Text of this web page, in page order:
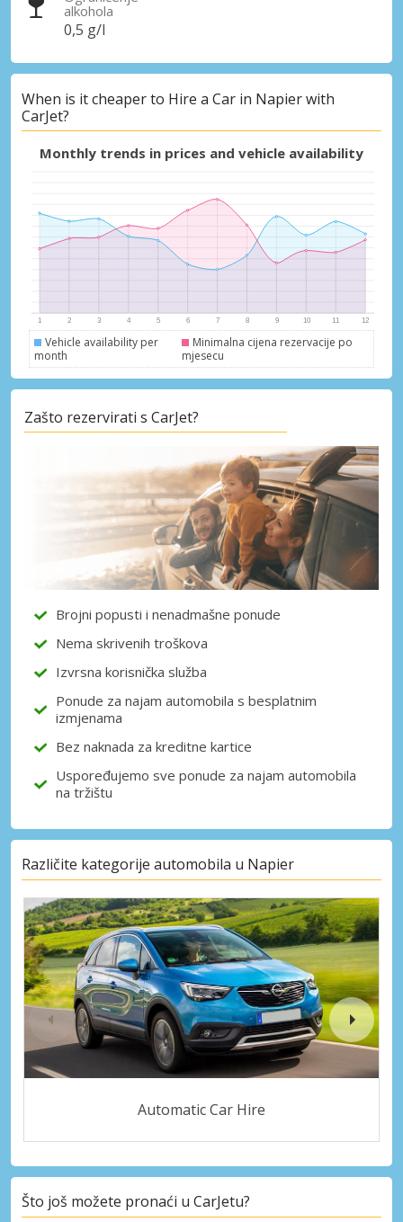
Pristupite ekskluzivnim ponudama naših
dobavljača
Prijava putem eLinka
alkohola
0,5 g/l
When is it cheaper to Hire a Car in Napier with
CarJet?
Monthly trends in prices and vehicle availability
Vehicle availability per
month
Minimalna cijena rezervacije po
mjesecu
Zašto rezervirati s CarJet?
Brojni popusti i nenadmašne ponude
Nema skrivenih troškova
Izvrsna korisnička služba
Ponude za najam automobila s besplatnim
izmjenama
Bez naknada za kreditne kartice
Uspoređujemo sve ponude za najam automobila
na tržištu
Različite kategorije automobila u Napier
Automatic Car Hire
Što još možete pronaći u CarJetu?